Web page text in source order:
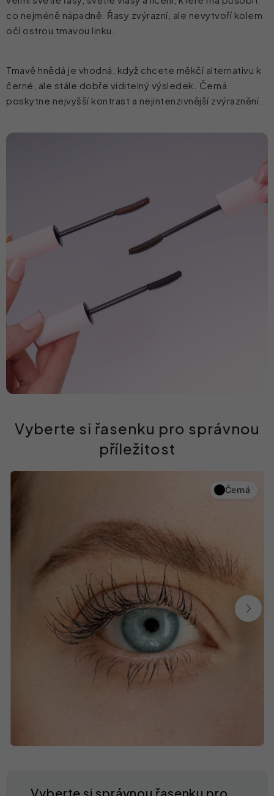
co nejméně nápadně. Řasy zvýrazní, ale nevytvoří kolem
očí ostrou tmavou linku.
Tmavě hnědá je vhodná, když chcete měkčí alternativu k
černé, ale stále dobře viditelný výsledek. Černá
poskytne nejvyšší kontrast a nejintenzivnější zvýraznění.
Vyberte si řasenku pro správnou
příležitost
Černá
Vyberte si správnou řasenku pro